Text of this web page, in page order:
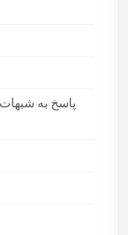
پاسخ به